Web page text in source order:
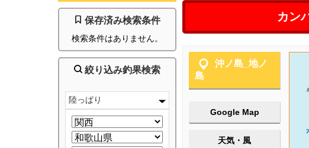
保存済み検索条件
検索条件はありません。
絞り込み釣果検索
陸っぱり
カン
沖ノ島_地ノ
島
Google Map
天気・風